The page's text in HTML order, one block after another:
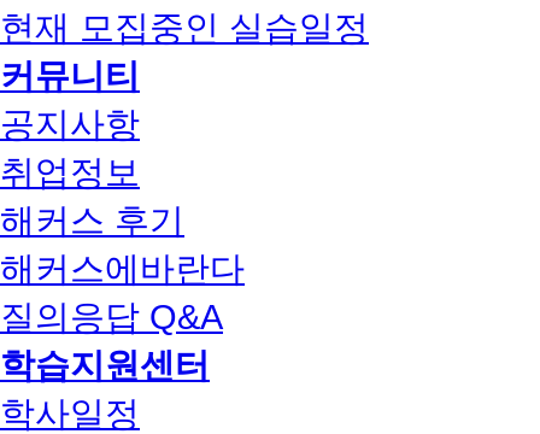
현재 모집중인 실습일정
커뮤니티
공지사항
취업정보
해커스 후기
해커스에바란다
질의응답 Q&A
학습지원센터
학사일정